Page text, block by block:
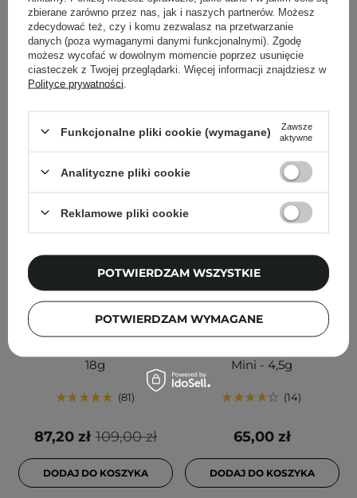
81
109,00 zł
76,30 zł
DODAJ DO KOSZYKA
81
109,00 zł
76,30 zł
PROMOCJA
TIRTIR - Mask Fit Red
Cushion - Długotrwały
Podkład do Twarzy w
18g
81
109,00 zł
87,20 zł
DODAJ DO KOSZYKA
TIRTIR - Mask Fit Red
Cushion - Długotrwały
Podkład do Twarzy w
Mini - 4,5g
14
65,00 zł
DODAJ DO KOSZYKA
zbierane zarówno przez nas, jak i naszych partnerów. Możesz
zdecydować też, czy i komu zezwalasz na przetwarzanie
danych (poza wymaganymi danymi funkcjonalnymi). Zgodę
możesz wycofać w dowolnym momencie poprzez usunięcie
ciasteczek z Twojej przeglądarki. Więcej informacji znajdziesz w
Polityce prywatności
Funkcjonalne pliki cookie (wymagane)
Zawsze
aktywne
Analityczne pliki cookie
Reklamowe pliki cookie
POTWIERDZAM WYMAGANE
POTWIERDZAM WSZYSTKIE